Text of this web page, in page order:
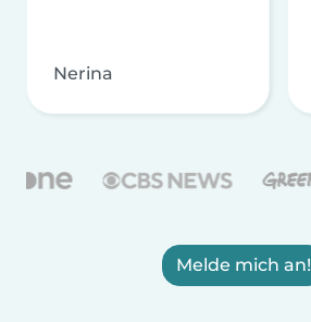
Nerina
Melde mich an!